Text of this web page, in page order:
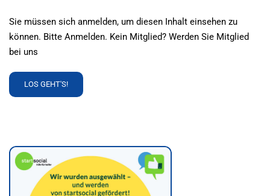
Sie müssen sich anmelden, um diesen Inhalt einsehen zu
können. Bitte Anmelden. Kein Mitglied? Werden Sie Mitglied
bei uns
READ
MORE
LOS GEHT'S!